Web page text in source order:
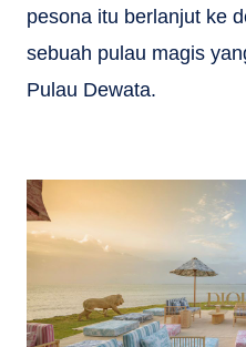
pesona itu berlanjut ke
sebuah pulau magis
Pulau Dewata.